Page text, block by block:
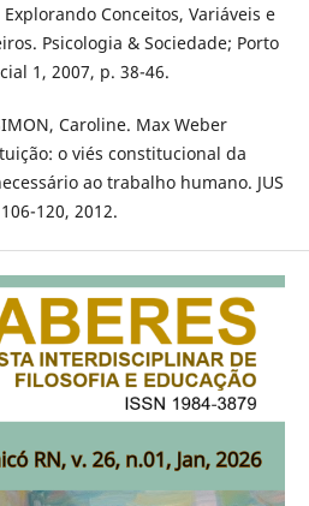
Conceitos, Variáveis e
Psicologia & Sociedade; Porto
1, 2007, p. 38-46.
Caroline. Max Weber
o viés constitucional da
ao trabalho humano. JUS
120, 2012.